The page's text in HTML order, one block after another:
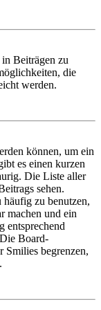
Beiträgen zu
die
werden.
können, um ein
es einen kurzen
Die Liste aller
sehen.
häufig zu benutzen,
machen und ein
entsprechend
Board-
Smilies begrenzen,